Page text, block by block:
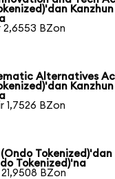
2,6553 BZon
Alternatives
1,7526 BZon
Tokenized)'dan
Tokenized)'na
BZon